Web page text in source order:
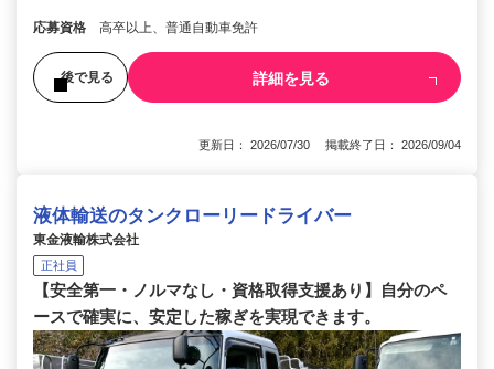
応募資格 高卒以上、普通自動車免許
後で見る 詳細を見る
更新日： 2026/07/30 掲載終了日： 2026/09/04
液体輸送のタンクローリードライバー
東金液輸株式会社
正社員
【安全第一・ノルマなし・資格取得支援あり】自分のペ
ースで確実に、安定した稼ぎを実現できます。